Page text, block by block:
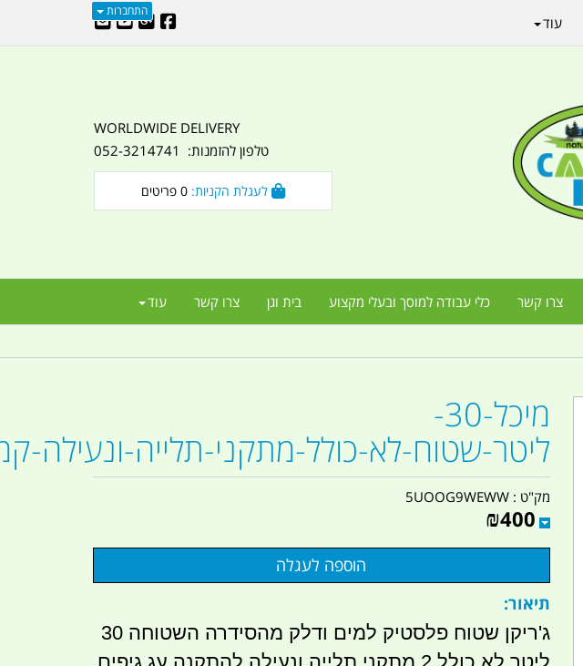
התחברות
WORLDWIDE DELIVERY
טלפון להזמנות: 052-3214741
0
צרו קשר כלי עבודה למוסך ובעלי מקצוע בית וגן צרו קשר עוד
עוד
מיכל-30-
ליטר-שטוח-לא-כולל-מתקני-תלייה-ונעילה-
מק"ט :5UOOG9WEWW
₪400
תיאור:
ג'ריקן שטוח פלסטיק למים ודלק מהסידרה השטוחה 30